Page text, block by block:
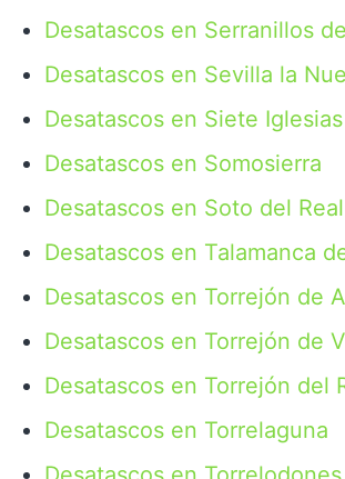
Desatascos en Serranillos
Desatascos en Sevilla la
Desatascos en Siete Iglesias
Desatascos en Somosierra
Desatascos en Soto del Real
Desatascos en Talamanca
Desatascos en Torrejón de
Desatascos en Torrejón de
Desatascos en Torrejón del
Desatascos en Torrelaguna